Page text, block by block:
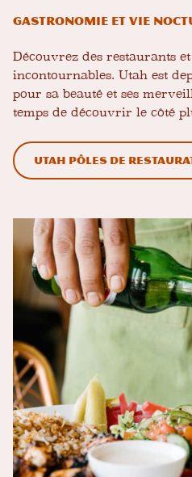
Gastronomie et vie
Découvrez des restaurants
incontournables. Utah est
pour sa beauté et ses
temps de découvrir le côté
Utah Pôles de